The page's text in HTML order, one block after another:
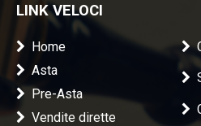
LINK VELOCI
Home
Asta
Pre-Asta
Vendite dirette